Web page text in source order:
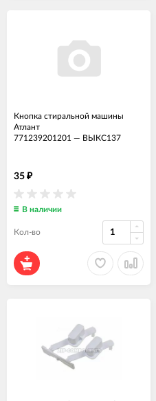
Кнопка стиральной машины
Атлант
771239201201 — ВЫКС137
35 ₽
В наличии
Кол-во